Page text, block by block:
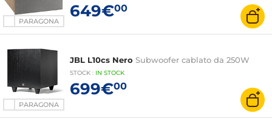
PARAGONA
649€00
PARAGONA
JBL L10cs Nero Subwoofer cablato da 250W
STOCK : IN STOCK
699€00